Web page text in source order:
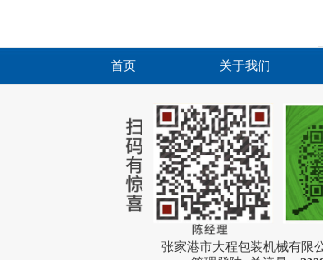
首页 关于我们
张家港市大程包装机械有限